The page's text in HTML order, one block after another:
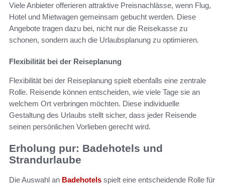
Viele Anbieter offerieren attraktive Preisnachlässe, wenn Flug,
Hotel und Mietwagen gemeinsam gebucht werden. Diese
Angebote tragen dazu bei, nicht nur die Reisekasse zu
schonen, sondern auch die Urlaubsplanung zu optimieren.
Flexibilität bei der Reiseplanung
Flexibilität bei der Reiseplanung spielt ebenfalls eine zentrale
Rolle. Reisende können entscheiden, wie viele Tage sie an
welchem Ort verbringen möchten. Diese individuelle
Gestaltung des Urlaubs stellt sicher, dass jeder Reisende
seinen persönlichen Vorlieben gerecht wird.
Erholung pur: Badehotels und
Strandurlaube
Die Auswahl an Badehotels spielt eine entscheidende Rolle für